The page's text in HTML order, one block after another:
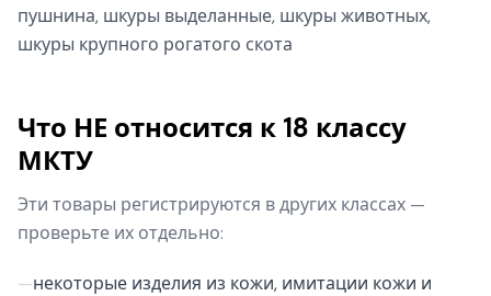
пушнина, шкуры выделанные, шкуры животных,
шкуры крупного рогатого скота
Что НЕ относится к 18 классу
МКТУ
Эти товары регистрируются в других классах —
проверьте их отдельно:
—некоторые изделия из кожи, имитации кожи и